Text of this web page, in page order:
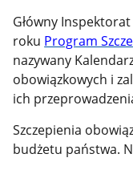
Główny
roku Program
nazywany
obowiązkowych i
ich
Szczepienia
budżetu państwa.